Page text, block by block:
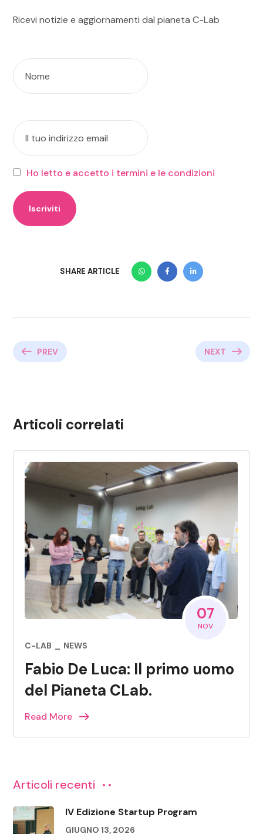
Ricevi notizie e aggiornamenti dal pianeta C-Lab
Ho letto e accetto i termini e le condizioni
SHARE ARTICLE
PREV NEXT
Articoli correlati
07
NOV
C-LAB NEWS
Fabio De Luca: Il primo uomo
del Pianeta CLab.
Read More
Articoli recenti
IV Edizione Startup Program
GIUGNO 13, 2026